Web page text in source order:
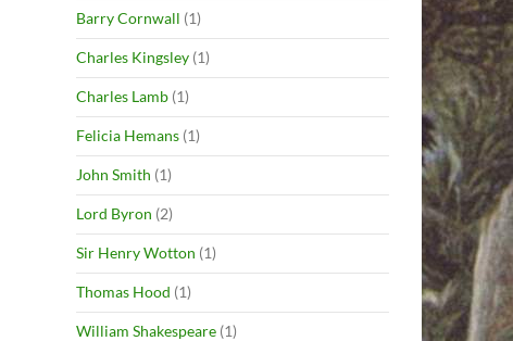
Barry Cornwall (1)
Charles Kingsley (1)
Charles Lamb (1)
Felicia Hemans (1)
John Smith (1)
Lord Byron (2)
Sir Henry Wotton (1)
Thomas Hood (1)
William Shakespeare (1)